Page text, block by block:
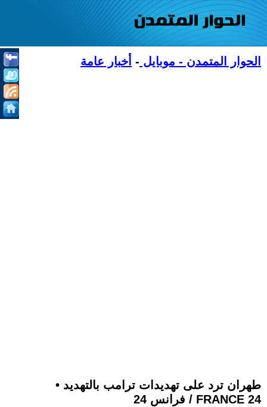
الحوار المتمدن - موبايل - أخبار عامة
طهران ترد على تهديدات ترامب بالتهديد •
فرانس 24 / FRANCE 24